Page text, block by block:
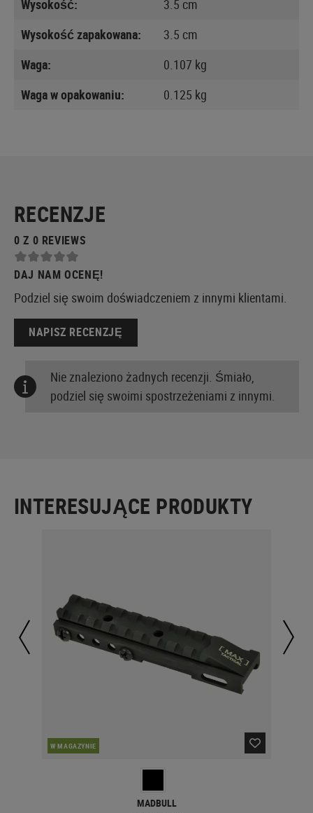
Wysokość:
3.5 cm
Wysokość zapakowana:
3.5 cm
Waga:
0.107 kg
Waga w opakowaniu:
0.125 kg
RECENZJE
0 Z 0 REVIEWS
DAJ NAM OCENĘ!
Podziel się swoim doświadczeniem z innymi klientami.
NAPISZ RECENZJĘ
Nie znaleziono żadnych recenzji. Śmiało,
podziel się swoimi spostrzeżeniami z innymi.
INTERESUJĄCE PRODUKTY
W MAGAZYNIE
MADBULL